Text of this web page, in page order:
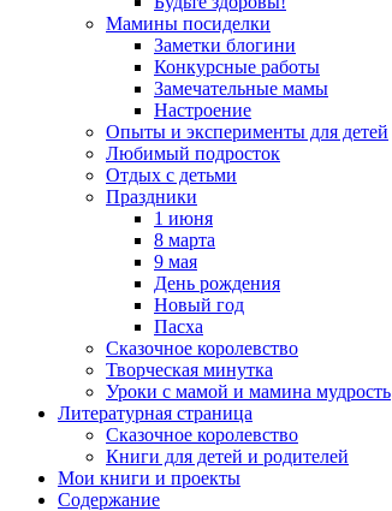
Мамины посиделки
Заметки блогини
Конкурсные работы
Замечательные мамы
Настроение
Опыты и эксперименты для детей
Любимый подросток
Отдых с детьми
Праздники
1 июня
8 марта
9 мая
День рождения
Новый год
Пасха
Сказочное королевство
Творческая минутка
Уроки с мамой и мамина мудрость
Литературная страница
Сказочное королевство
Книги для детей и родителей
Мои книги и проекты
Содержание